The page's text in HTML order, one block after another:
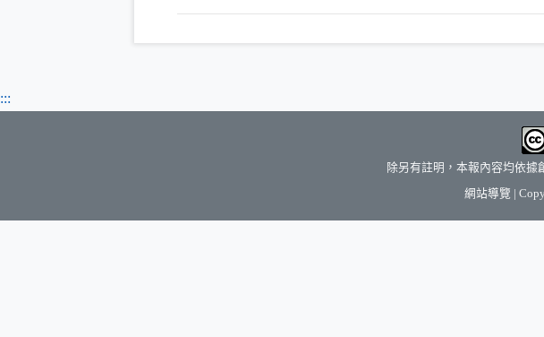
:::
除另有註明，本報內容均依
網站導覽 |